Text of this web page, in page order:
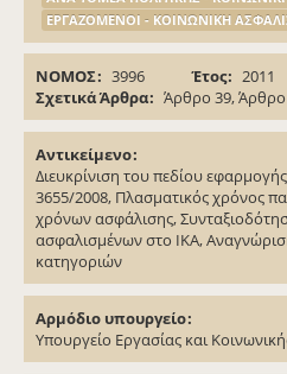
ΕΡΓΑΖΟΜΕΝΟΙ - ΚΟΙΝΩΝΙΚΗ
ΝΟΜΟΣ 3996 Έτος 2011
Σχετικά Άρθρα
Άρθρο 39,
Αντικείμενο
Διευκρίνιση του πεδίου
3655/2008, Πλασματικός χρόνος
χρόνων ασφάλισης,
ασφαλισμένων στο ΙΚΑ,
κατηγοριών
Αρμόδιο υπουργείο
Υπουργείο Εργασίας και